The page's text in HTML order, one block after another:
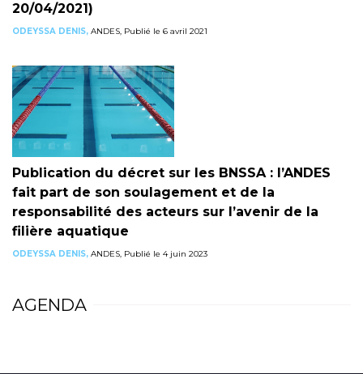
20/04/2021)
ODEYSSA DENIS, ANDES, Publié le 6 avril 2021
Publication du décret sur les BNSSA : l’ANDES
fait part de son soulagement et de la
responsabilité des acteurs sur l’avenir de la
filière aquatique
ODEYSSA DENIS, ANDES, Publié le 4 juin 2023
AGENDA